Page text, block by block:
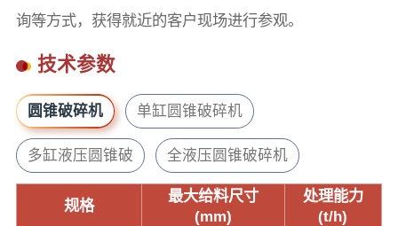
询等方式，获得就近的客户现场进行参观。
技术参数
圆锥破碎机 单缸圆锥破碎机
多缸液压圆锥破 全液压圆锥破碎机
规格
最大给料尺寸
(mm)
处理能力
(t/h)